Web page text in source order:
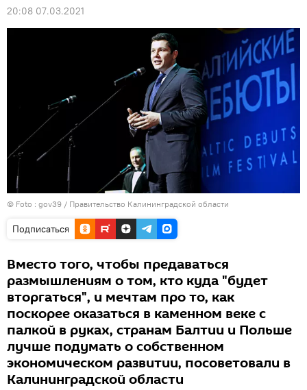
20:08 07.03.2021
© Foto : gov39 / Правительство Калининградской области
Подписаться
Вместо того, чтобы предаваться
размышлениям о том, кто куда "будет
вторгаться", и мечтам про то, как
поскорее оказаться в каменном веке с
палкой в руках, странам Балтии и Польше
лучше подумать о собственном
экономическом развитии, посоветовали в
Калининградской области